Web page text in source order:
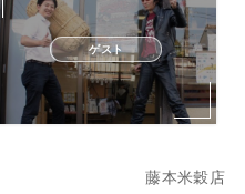
ゲスト
藤本米穀店